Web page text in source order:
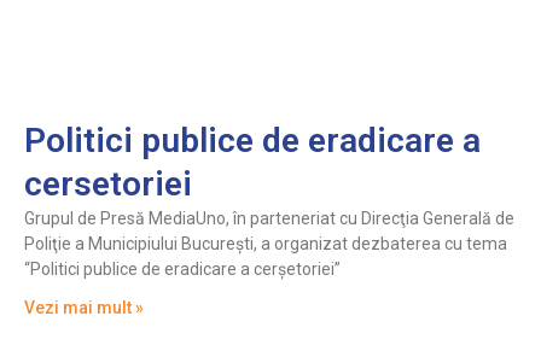
Politici publice de eradicare a
cersetoriei
Grupul de Presă MediaUno, în parteneriat cu Direcţia Generală de
Poliţie a Municipiului Bucureşti, a organizat dezbaterea cu tema
“Politici publice de eradicare a cerşetoriei”
Vezi mai mult »